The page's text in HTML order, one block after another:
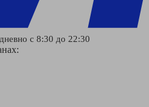
с 8:30 до 22:30